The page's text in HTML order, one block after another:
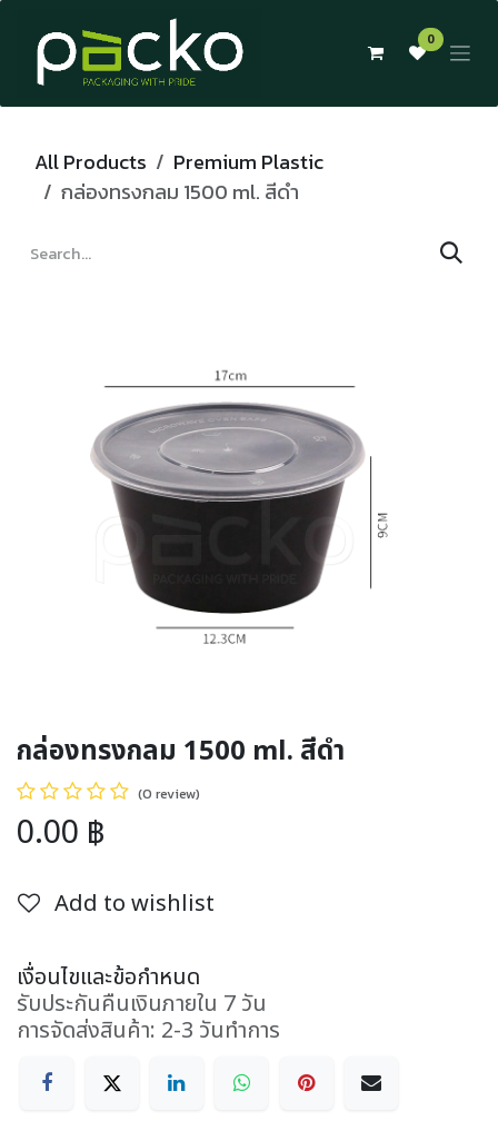
Skip to Content
0
All Products
Premium Plastic
กล่องทรงกลม 1500 ml. สีดำ
กล่องทรงกลม 1500 ml. สีดำ
(0 review)
0.00 ฿
Add to wishlist
เงื่อนไขและข้อกำหนด
รับประกันคืนเงินภายใน 7 วัน
การจัดส่งสินค้า: 2-3 วันทำการ